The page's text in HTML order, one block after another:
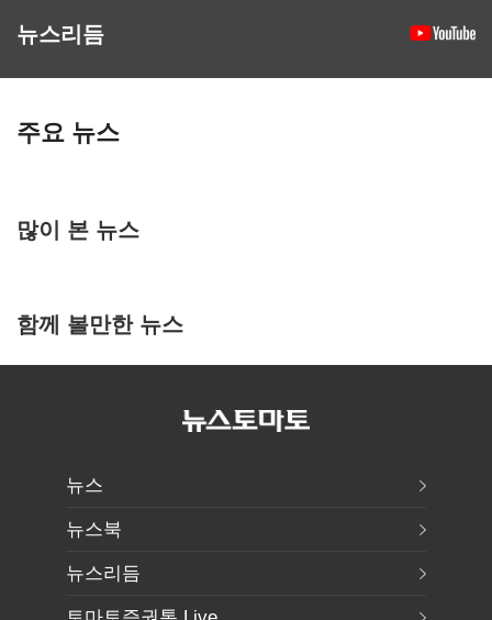
뉴스리듬
주요 뉴스
많이 본 뉴스
함께 볼만한 뉴스
뉴스
뉴스북
뉴스리듬